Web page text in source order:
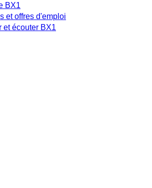
BX1
et offres d'emploi
et écouter BX1